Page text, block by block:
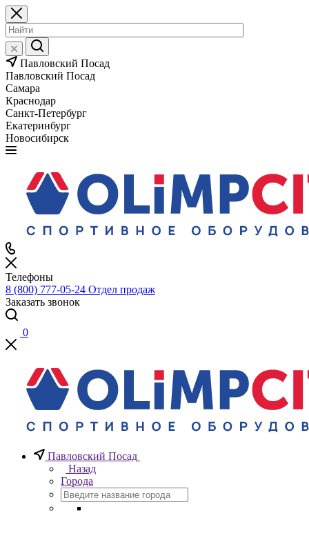
Павловский Посад
Павловский Посад
Самара
Краснодар
Санкт-Петербург
Екатеринбург
Новосибирск
Телефоны
8 (800) 777-05-24 Отдел продаж
Заказать звонок
0
Павловский Посад
Назад
Города